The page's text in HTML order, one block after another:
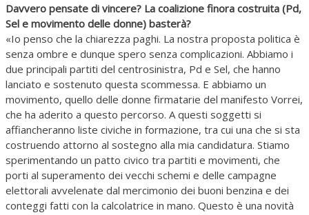
Davvero pensate di vincere? La coalizione finora costruita (Pd,
Sel e movimento delle donne) basterà?
«Io penso che la chiarezza paghi. La nostra proposta politica è
senza ombre e dunque spero senza complicazioni. Abbiamo i
due principali partiti del centrosinistra, Pd e Sel, che hanno
lanciato e sostenuto questa scommessa. E abbiamo un
movimento, quello delle donne firmatarie del manifesto Vorrei,
che ha aderito a questo percorso. A questi soggetti si
affiancheranno liste civiche in formazione, tra cui una che si sta
costruendo attorno al sostegno alla mia candidatura. Stiamo
sperimentando un patto civico tra partiti e movimenti, che
porti al superamento dei vecchi schemi e delle campagne
elettorali avvelenate dal mercimonio dei buoni benzina e dei
conteggi fatti con la calcolatrice in mano. Questo è una novità